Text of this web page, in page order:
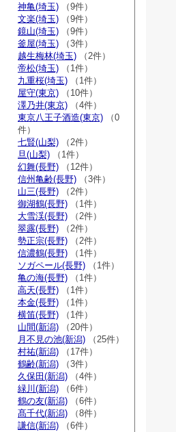
神亀(埼玉) （9件）
文楽(埼玉) （9件）
鏡山(埼玉) （9件）
釜屋(埼玉) （3件）
越生梅林(埼玉) （2件）
帝松(埼玉) （1件）
九重桜(埼玉) （1件）
屋守(東京) （10件）
澤乃井(東京) （4件）
東京八王子酒造(東京) （0
件）
七賢(山梨) （2件）
旦(山梨) （1件）
幻舞(長野) （12件）
信州亀齢(長野) （3件）
山三(長野) （2件）
御湖鶴(長野) （1件）
大雪渓(長野) （2件）
翠露(長野) （2件）
勢正宗(長野) （2件）
信濃鶴(長野) （1件）
ソガペール(長野) （1件）
亀の海(長野) （1件）
高天(長野) （1件）
本金(長野) （1件）
横笛(長野) （1件）
山間(新潟) （20件）
月不見の池(新潟) （25件）
村祐(新潟) （17件）
鶴齢(新潟) （3件）
久保田(新潟) （4件）
緑川(新潟) （6件）
鶴の友(新潟) （6件）
髙千代(新潟) （8件）
謙信(新潟) （6件）